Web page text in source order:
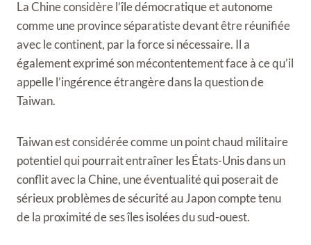
La Chine considère l’île démocratique et autonome
comme une province séparatiste devant être réunifiée
avec le continent, par la force si nécessaire. Il a
également exprimé son mécontentement face à ce qu’il
appelle l’ingérence étrangère dans la question de
Taiwan.
Taiwan est considérée comme un point chaud militaire
potentiel qui pourrait entraîner les États-Unis dans un
conflit avec la Chine, une éventualité qui poserait de
sérieux problèmes de sécurité au Japon compte tenu
de la proximité de ses îles isolées du sud-ouest.